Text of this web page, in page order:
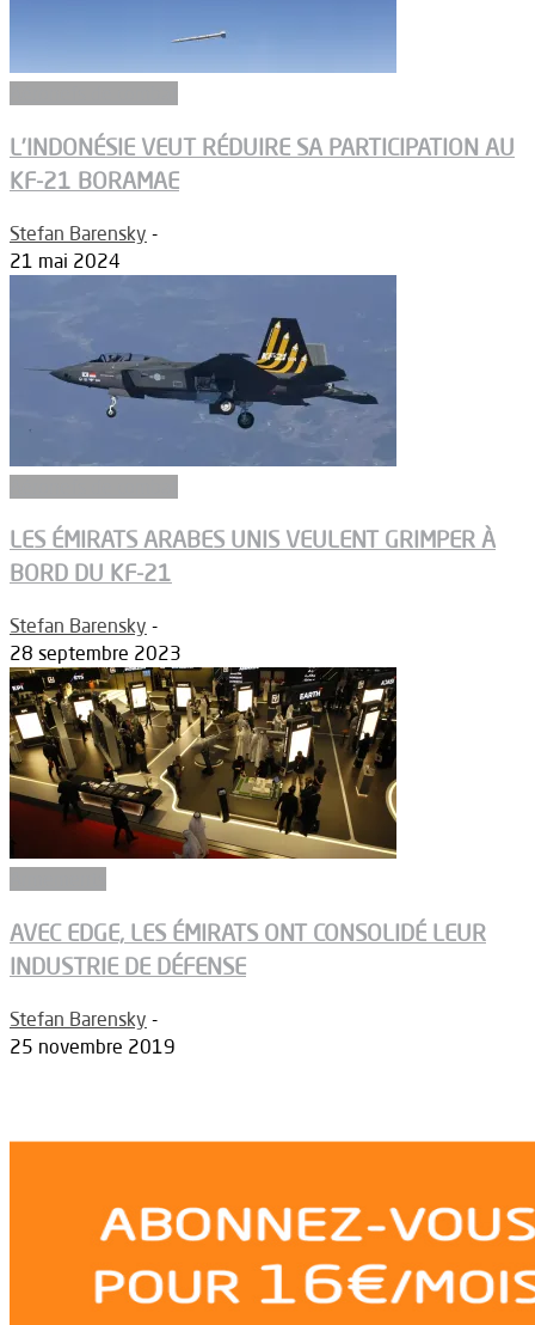
L’INDONÉSIE VEUT RÉDUIRE SA PARTICIPATION AU
KF-21 BORAMAE
Stefan Barensky -
21 mai 2024
LES ÉMIRATS ARABES UNIS VEULENT GRIMPER À
BORD DU KF-21
Stefan Barensky -
28 septembre 2023
AVEC EDGE, LES ÉMIRATS ONT CONSOLIDÉ LEUR
INDUSTRIE DE DÉFENSE
Stefan Barensky -
25 novembre 2019